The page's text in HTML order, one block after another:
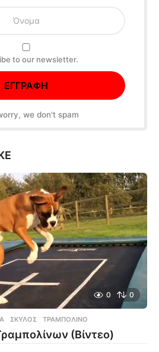
to our newsletter.
we don't spam
0 0
,ΣΚΎΛΟΣ ,ΤΡΑΜΠΟΛΊΝΟ
(Βίντεο)